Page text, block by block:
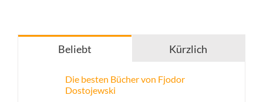
Beliebt Kürzlich
Die besten Bücher von Fjodor
Dostojewski